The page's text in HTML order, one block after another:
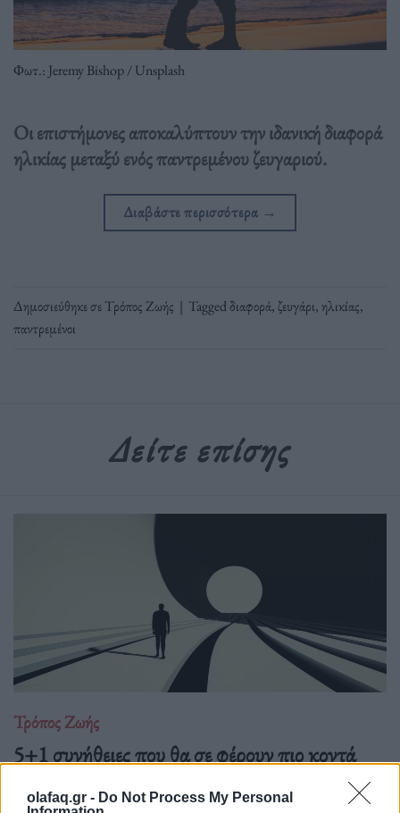
olafaq.gr - Do Not Process My Personal
Φωτ.: Jeremy Bishop / Unsplash
Οι επιστήμονες αποκαλύπτουν την ιδανική διαφορά
ηλικίας μεταξύ ενός παντρεμένου ζευγαριού.
Διαβάστε περισσότερα →
Δημοσιεύθηκε σεΤρόπος Ζωής | Taggedδιαφορά,ζευγάρι,ηλικίας,
παντρεμένοι
Δείτε επίσης
Τρόπος Ζωής
5+1 συνήθειες που θα σε φέρουν πιο κοντά